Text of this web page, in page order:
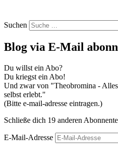
Suchen
Blog via E-Mail
Du willst ein Abo?
Du kriegst ein Abo!
Und zwar von "Theobromina -
selbst erlebt."
(Bitte e-mail-adresse eintragen.)
Schließe dich 19 anderen
E-Mail-Adresse